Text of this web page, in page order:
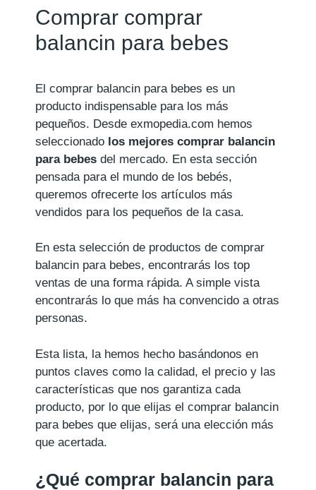
Comprar comprar
balancin para bebes
El comprar balancin para bebes es un
producto indispensable para los más
pequeños. Desde exmopedia.com hemos
seleccionado los mejores comprar balancin
para bebes del mercado. En esta sección
pensada para el mundo de los bebés,
queremos ofrecerte los artículos más
vendidos para los pequeños de la casa.
En esta selección de productos de comprar
balancin para bebes, encontrarás los top
ventas de una forma rápida. A simple vista
encontrarás lo que más ha convencido a otras
personas.
Esta lista, la hemos hecho basándonos en
puntos claves como la calidad, el precio y las
características que nos garantiza cada
producto, por lo que elijas el comprar balancin
para bebes que elijas, será una elección más
que acertada.
¿Qué comprar balancin para